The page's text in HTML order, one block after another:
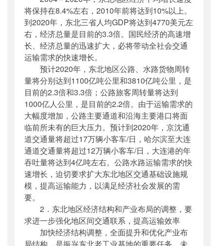
将保持在8.4%左右，2010年前将达到10%以上。
到2020年，东北三省人均GDP将达到4770美元左
右，经济总量是目前的3.3倍。国民经济的高速增
长、经济总量的迅速扩大，必将带动全社会交通
运输需求的快速增长。
预计2020年，东北地区公路、水路货物周转
量将分别达到1100亿吨公里和3810亿吨公里，是
目前的2.3倍和3.3倍；公路旅客周转量将达到
1000亿人公里，是目前的2.2倍。由于运输需求的
大幅度增加，公路主要通道和沿海主要港口将面
临前所未有的巨大压力。预计到2020年，京沈通
道交通量将超过17万辆小客车/日，哈尔滨至大连
通道交通量将超过12万辆小客车/日，大连港的年
吞吐量将达到4亿吨左右。公路水路运输需求的快
速增长，迫切要求扩大东北地区交通基础设施规
模，提高运输能力，以满足经济社会发展的需
要。
2．东北地区经济结构和产业布局的调整，要
求进一步强化地区间交通联系，提高运输效率
加快经济结构调整，全面提升和优化产业布